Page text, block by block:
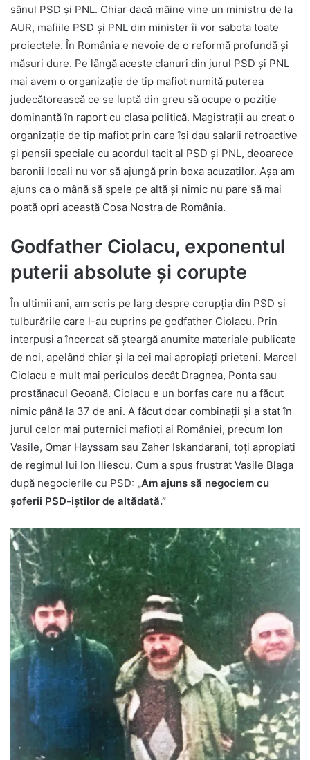
sânul PSD și PNL. Chiar dacă mâine vine un ministru de la
AUR, mafiile PSD și PNL din minister îi vor sabota toate
proiectele. În România e nevoie de o reformă profundă și
măsuri dure. Pe lângă aceste clanuri din jurul PSD și PNL
mai avem o organizație de tip mafiot numită puterea
judecătorească ce se luptă din greu să ocupe o poziție
dominantă în raport cu clasa politică. Magistrații au creat o
organizație de tip mafiot prin care își dau salarii retroactive
și pensii speciale cu acordul tacit al PSD și PNL, deoarece
baronii locali nu vor să ajungă prin boxa acuzaților. Așa am
ajuns ca o mână să spele pe altă și nimic nu pare să mai
poată opri această Cosa Nostra de România.
Godfather Ciolacu, exponentul
puterii absolute și corupte
În ultimii ani, am scris pe larg despre corupția din PSD și
tulburările care l-au cuprins pe godfather Ciolacu. Prin
interpuși a încercat să șteargă anumite materiale publicate
de noi, apelând chiar și la cei mai apropiați prieteni. Marcel
Ciolacu e mult mai periculos decât Dragnea, Ponta sau
prostănacul Geoană. Ciolacu e un borfaș care nu a făcut
nimic până la 37 de ani. A făcut doar combinații și a stat în
jurul celor mai puternici mafioți ai României, precum Ion
Vasile, Omar Hayssam sau Zaher Iskandarani, toți apropiați
de regimul lui Ion Iliescu. Cum a spus frustrat Vasile Blaga
după negocierile cu PSD: „Am ajuns să negociem cu
șoferii PSD-iștilor de altădată.”